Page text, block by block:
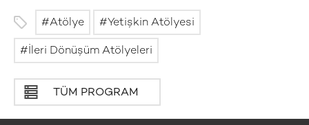
Atölye Yetişkin Atölyesi
İleri Dönüşüm Atölyeleri
TÜM PROGRAM